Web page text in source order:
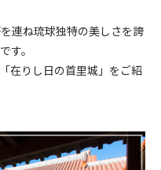
連ね琉球独特の美しさを誇
す。
在りし日の首里城」をご紹